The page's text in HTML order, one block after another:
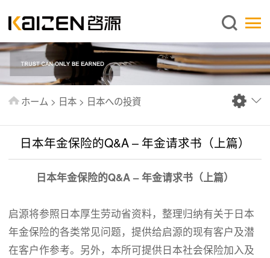
日本語
企業情報
事業内容
ニュース
出版物
よくあるご質問
お問い合わせ
ホーム > 日本 > 日本への投資
日本年金保险的Q&A – 年金请求书（上篇）
日本年金保险的Q&A – 年金请求书（上篇）
启源将参照日本厚生劳动省资料，整理归纳有关于日本
年金保险的各类常见问题，提供给启源的现有客户及潜
在客户作参考。另外，本所可提供日本社会保险加入及